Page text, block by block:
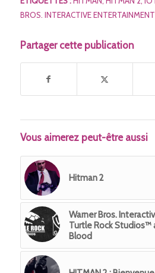
BROS. INTERACTIVE ENTERTAINMENT
Partager cette publication
Vous aimerez peut-être aussi
Hitman 2
Warner Bros.
Turtle Rock Studios™
Blood